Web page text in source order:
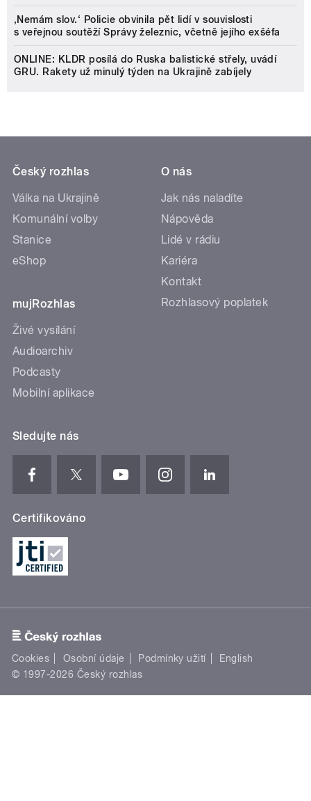
‚Nemám slov.‘ Policie obvinila pět lidí v souvislosti
s veřejnou soutěží Správy železnic, včetně jejího exšéfa
ONLINE: KLDR posílá do Ruska balistické střely, uvádí
GRU. Rakety už minulý týden na Ukrajině zabíjely
Český rozhlas
Válka na Ukrajině
Komunální volby
Stanice
eShop
mujRozhlas
Živé vysílání
Audioarchiv
Podcasty
Mobilní aplikace
O nás
Jak nás naladíte
Nápověda
Lidé v rádiu
Kariéra
Kontakt
Rozhlasový poplatek
Sledujte nás
Certifikováno
Cookies Osobní údaje Podmínky užití
English
© 1997-2026 Český rozhlas